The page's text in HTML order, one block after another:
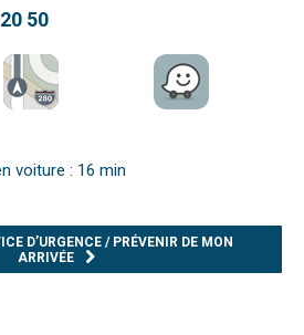
50
voiture : 16 min
D’URGENCE / PRÉVENIR DE MON
ARRIVÉE